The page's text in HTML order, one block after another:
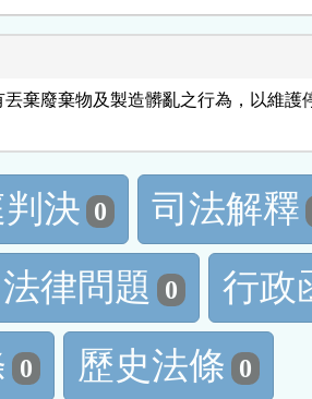
棄廢棄物及製造髒亂之行為，以維護
決 0
司法解釋
法律問題 0
行政
0 歷史法條 0